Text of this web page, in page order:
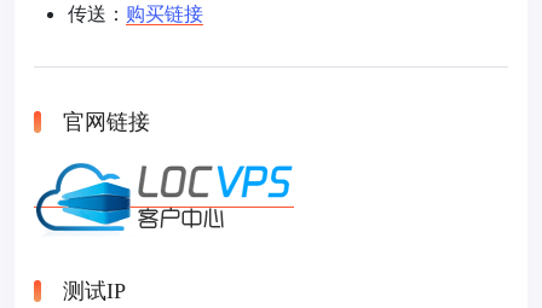
传送： 购买链接
官网链接
测试IP